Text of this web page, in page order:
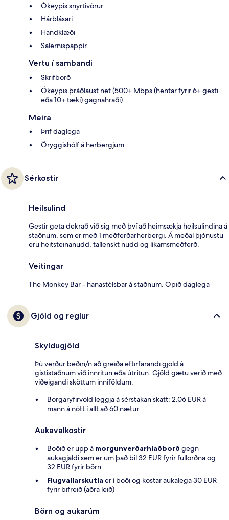
Ókeypis snyrtivörur
Hárblásari
Handklæði
Salernispappír
Vertu í sambandi
Skrifborð
Ókeypis þráðlaust net (500+ Mbps (hentar fyrir 6+ gesti
eða 10+ tæki) gagnahraði)
Meira
Þrif daglega
Öryggishólf á herbergjum
Sérkostir
Heilsulind
Gestir geta dekrað við sig með því að heimsækja heilsulindina á
staðnum, sem er með 1 meðferðarherbergi. Á meðal þjónustu
eru heitsteinanudd, taílenskt nudd og líkamsmeðferð.
Veitingar
The Monkey Bar - hanastélsbar á staðnum. Opið daglega
Gjöld og reglur
Skyldugjöld
Þú verður beðin/n að greiða eftirfarandi gjöld á
gististaðnum við innritun eða útritun. Gjöld gætu verið með
viðeigandi sköttum inniföldum:
Borgaryfirvöld leggja á sérstakan skatt: 2.06 EUR á
mann á nótt í allt að 60 nætur
Aukavalkostir
Boðið er upp á morgunverðarhlaðborð gegn
aukagjaldi sem er um það bil 32 EUR fyrir fullorðna og
32 EUR fyrir börn
Flugvallarskutla er í boði og kostar aukalega 30 EUR
fyrir bifreið (aðra leið)
Börn og aukarúm